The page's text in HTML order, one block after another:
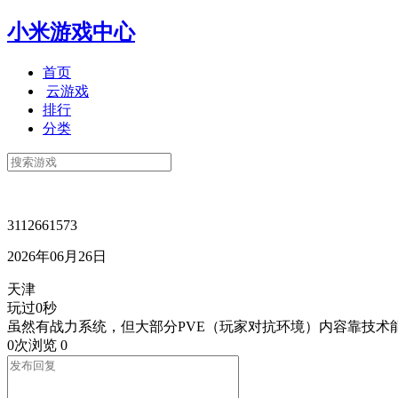
小米游戏中心
首页
云游戏
排行
分类
3112661573
2026年06月26日
天津
玩过0秒
虽然有战力系统，但大部分PVE（玩家对抗环境）内容靠技术
0次浏览 0